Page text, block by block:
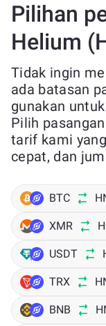
Pilihan
Helium
Tidak ingin
ada batasan
gunakan
Pilih
tarif kami
cepat, dan
BTC
XMR
USDT
TRX
BNB